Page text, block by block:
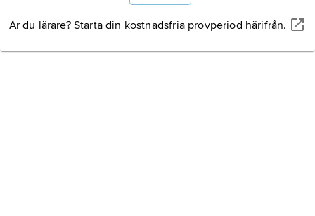
Är du lärare? Starta din kostnadsfria provperiod härifrån.